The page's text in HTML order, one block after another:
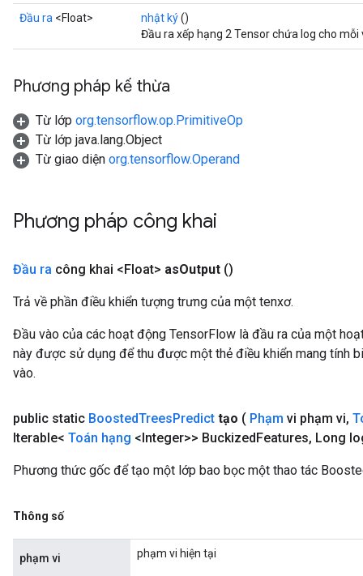
Đầu ra <Float> nhật ký()
Đầu ra xếp hạng 2 Tensor chứa log cho mỗi
Phương pháp kế thừa
Từ lớp org.tensorflow.op.PrimitiveOp
Từ lớp java.lang.Object
Từ giao diện org.tensorflow.Operand
Phương pháp công khai
Đầu ra công khai <Float> asOutput ()
Trả về phần điều khiển tượng trưng của một tenxơ.
Đầu vào của các hoạt động TensorFlow là đầu ra của một
này được sử dụng để thu được một thẻ điều khiển mang tính
vào.
public static BoostedTreesPredict tạo ( Phạm vi phạm vi,
Iterable< Toán hạng <Integer>> BuckizedFeatures, Long
Phương thức gốc để tạo một lớp bao bọc một thao tác
Thông số
phạm vi phạm vi hiện tại